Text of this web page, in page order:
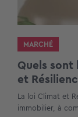
MARCHÉ
Quels
et
La loi Climat et
immobilier, à